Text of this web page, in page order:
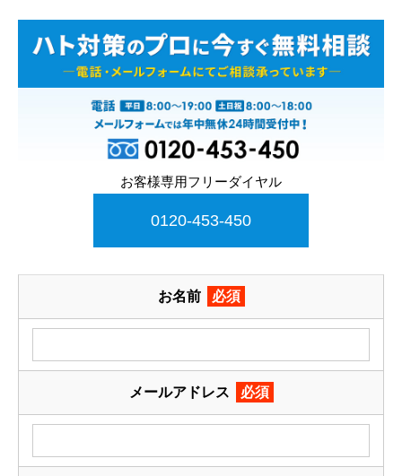
お客様専用フリーダイヤル
0120-453-450
お名前 必須
メールアドレス 必須